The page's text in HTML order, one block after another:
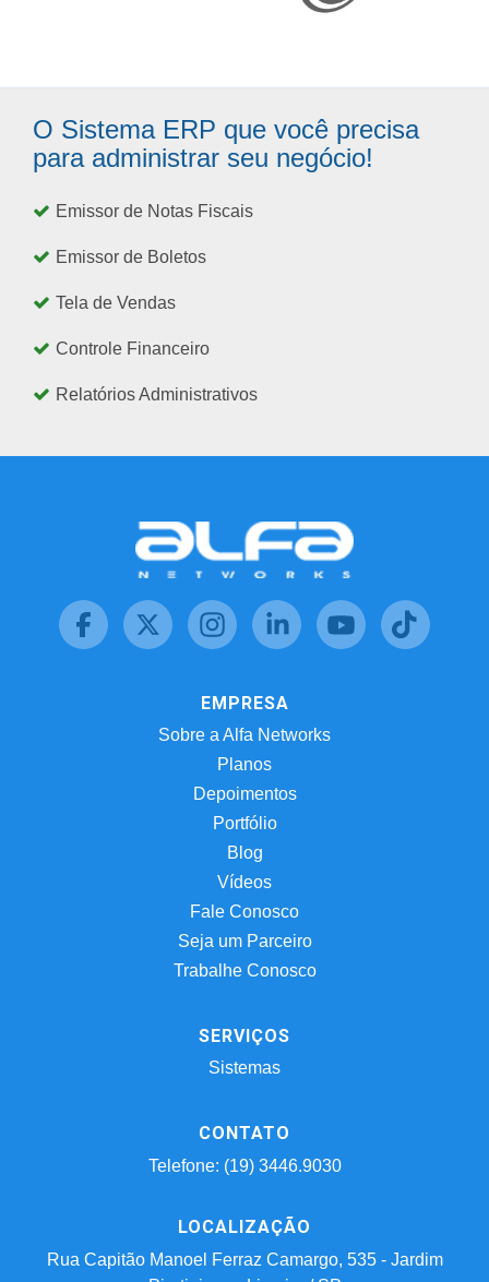
O Sistema ERP que você precisa
para administrar seu negócio!
Emissor de Notas Fiscais
Emissor de Boletos
Tela de Vendas
Controle Financeiro
Relatórios Administrativos
EMPRESA
Sobre a Alfa Networks
Planos
Depoimentos
Portfólio
Blog
Vídeos
Fale Conosco
Seja um Parceiro
Trabalhe Conosco
SERVIÇOS
Sistemas
CONTATO
Telefone: (19) 3446.9030
LOCALIZAÇÃO
Rua Capitão Manoel Ferraz Camargo, 535 - Jardim